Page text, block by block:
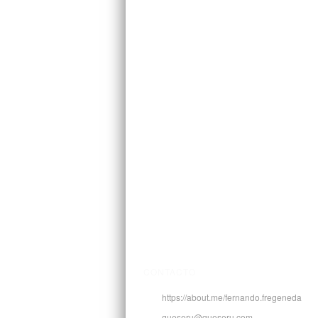
https://about.me/fernando.fregeneda